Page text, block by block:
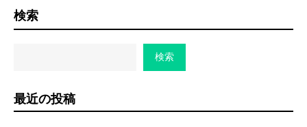
検索
検索
最近の投稿